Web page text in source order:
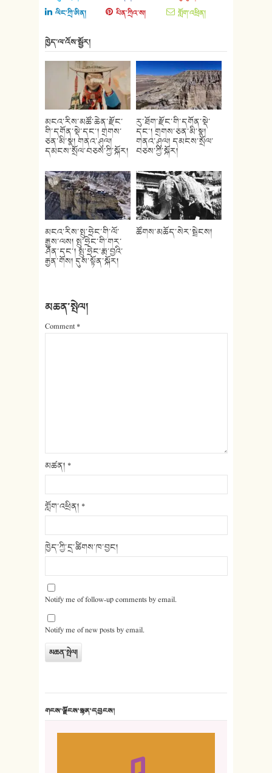
ལིང་ཀྲི་ཨིན།
པིན་ཀྲིའ་ས། གློག་འཕྲིན།
ཁྱེད་ལ་འོས་སྦྱོར།
མངའ་རིས་མཚོ་ཆེན་རྫོང་
གི་དགོན་སྡེ་དང་། གྲགས་
ཅན་མི་སྣ། གནའ་ཤུལ།
དམངས་སྲོལ་བཅས་ཀྱི་སྐོར།
རུ་ཐོག་རྫོང་གི་དགོན་སྡེ་
དང་། གྲགས་ཅན་མི་སྣ།
གནའ་ཤུལ། དམངས་སྲོལ་
བཅས་ཀྱི་སྐོར།
མངའ་རིས་སྤུ་ཧྲེང་གི་ལོ་
རྒྱུས་ལས། སྤུ་ཧྲེང་གི་གར་
ཤོན་དང་། སྤུ་ཧྲེང་རྨ་བྱའི་
རྒྱན་གོས། དུས་སྟོན་སྐོར།
ཚོགས་མཆོད་སེར་སྦྲེངས།
མཆན་སྤེལ།
Comment*
མཚན། *
གློག་འཕྲིན། *
ཁྱེད་ཀྱི་དྲ་ཚིགས་ཁ་བྱང།
Notify me of follow-up comments by email.
Notify me of new posts by email.
གངས་ལྗོངས་སྙན་དབྱངས།